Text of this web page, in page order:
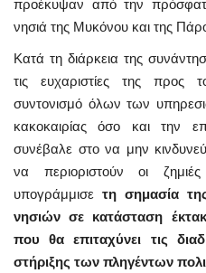
προέκυψαν από την
νησιά της Μυκόνου και της
Κατά τη διάρκεια της
τις ευχαριστίες της προς
συντονισμό όλων των
κακοκαιρίας όσο και την
συνέβαλε στο να μην
να περιοριστούν οι
υπογράμμισε τη σημασία
νησιών σε κατάσταση
που θα επιταχύνει τις
στήριξης των πληγέντων